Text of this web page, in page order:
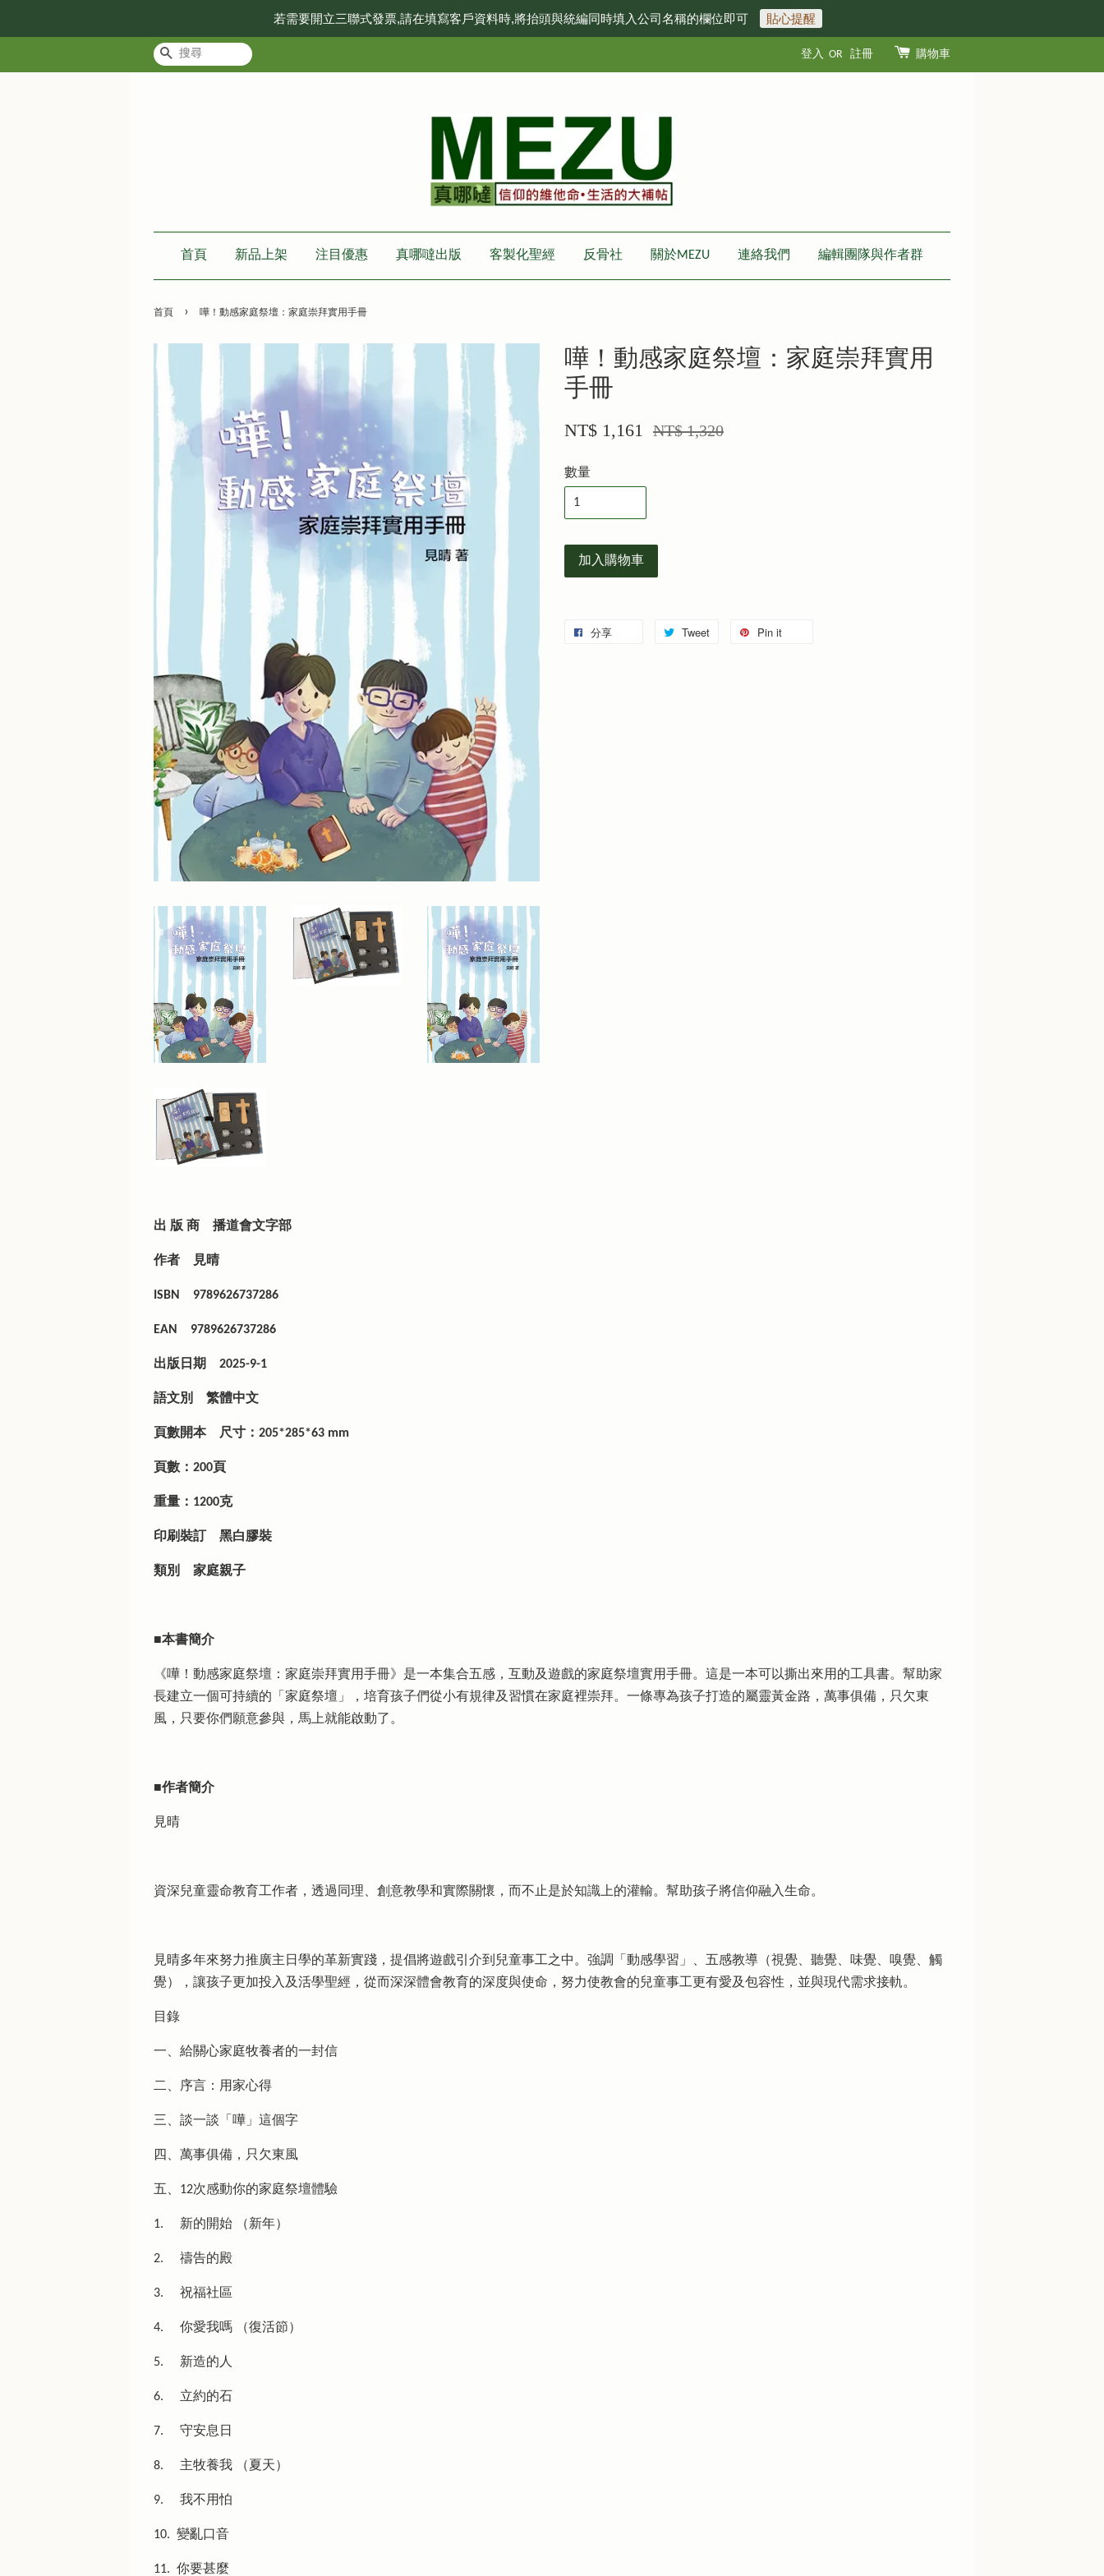
若需要開立三聯式發票,請在填寫客戶資料時,將抬頭與統編同時填入公司名稱的欄位即可 貼心提醒
搜尋 登入 OR 註冊 購物車
首頁 新品上架 注目優惠 真哪噠出版 客製化聖經 反骨社 關於MEZU 連絡我們 編輯團隊與作者群
首頁 › 嘩！動感家庭祭壇：家庭崇拜實用手冊
嘩！動感家庭祭壇：家庭崇拜實用
手冊
NT$ 1,161 NT$ 1,320
數量
加入購物車
分享 Tweet Pin it
出 版 商 播道會文字部
作者 見晴
ISBN 9789626737286
EAN 9789626737286
出版日期 2025-9-1
語文別 繁體中文
頁數開本 尺寸：205*285*63 mm
頁數：200頁
重量：1200克
印刷裝訂 黑白膠裝
類別 家庭親子
■本書簡介
《嘩！動感家庭祭壇：家庭崇拜實用手冊》是一本集合五感，互動及遊戲的家庭祭壇實用手冊。這是一本可以撕出來用的工具書。幫助家
長建立一個可持續的「家庭祭壇」，培育孩子們從小有規律及習慣在家庭裡崇拜。一條專為孩子打造的屬靈黃金路，萬事俱備，只欠東
風，只要你們願意參與，馬上就能啟動了。
■作者簡介
見晴
資深兒童靈命教育工作者，透過同理、創意教學和實際關懷，而不止是於知識上的灌輸。幫助孩子將信仰融入生命。
見晴多年來努力推廣主日學的革新實踐，提倡將遊戲引介到兒童事工之中。強調「動感學習」、五感教導（視覺、聽覺、味覺、嗅覺、觸
覺），讓孩子更加投入及活學聖經，從而深深體會教育的深度與使命，努力使教會的兒童事工更有愛及包容性，並與現代需求接軌。
目錄
一、給關心家庭牧養者的一封信
二、序言：用家心得
三、談一談「嘩」這個字
四、萬事俱備，只欠東風
五、12次感動你的家庭祭壇體驗
1. 新的開始 （新年）
2. 禱告的殿
3. 祝福社區
4. 你愛我嗎 （復活節）
5. 新造的人
6. 立約的石
7. 守安息日
8. 主牧養我 （夏天）
9. 我不用怕
10. 變亂口音
11. 你要甚麼